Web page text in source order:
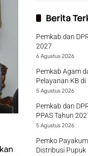
Berita
Pemkab dan
2027
6 Agustus 2026
Pemkab Agam
Pelayanan KB
5 Agustus 2026
Pemkab dan
PPAS Tahun
5 Agustus 2026
Pemko
Distribusi Pupuk